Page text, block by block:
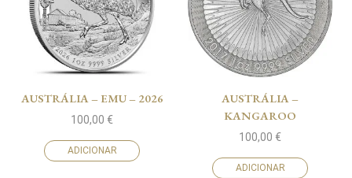
AUSTRÁLIA – EMU – 2026
100,00 €
ADICIONAR
AUSTRÁLIA –
KANGAROO
100,00 €
ADICIONAR